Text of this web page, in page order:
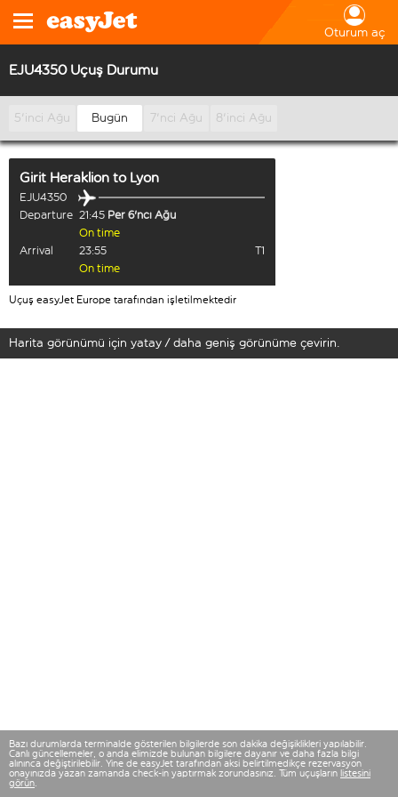
Oturum aç
EJU4350 Uçuş Durumu
5'inci Ağu Bugün 7'nci Ağu 8'inci Ağu
Girit Heraklion to Lyon
EJU4350
Departure 21:45 Per 6'ncı Ağu
On time
Arrival
23:55
T1
On time
Uçuş easyJet Europe tarafından işletilmektedir
Harita görünümü için yatay / daha geniş görünüme çevirin.
Bazı durumlarda terminalde gösterilen bilgilerde son dakika değişiklikleri yapılabilir.
Canlı güncellemeler, o anda elimizde bulunan bilgilere dayanır ve daha fazla bilgi
alınınca değiştirilebilir. Yine de easyJet tarafından aksi belirtilmedikçe rezervasyon
onayınızda yazan zamanda check-in yaptırmak zorundasınız. Tüm uçuşların listesini
görün.